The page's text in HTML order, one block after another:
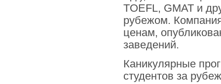
TOEFL, GMAT и
рубежом.
ценам,
заведений.
Каникулярные
студентов за